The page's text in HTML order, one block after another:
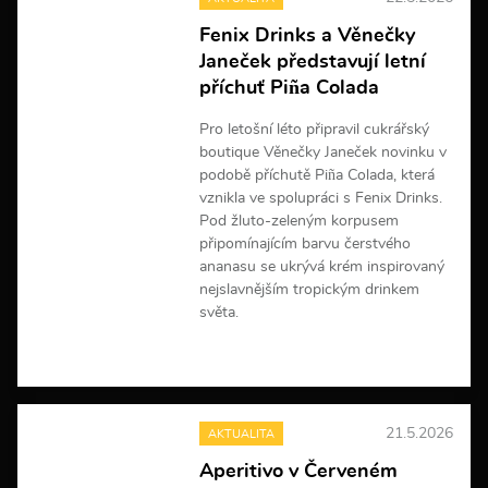
f
o
r
c
í
Fenix Drinks a Věnečky
Janeček představují letní
příchuť Piña Colada
Pro letošní léto připravil cukrářský
boutique Věnečky Janeček novinku v
podobě příchutě Piña Colada, která
vznikla ve spolupráci s Fenix Drinks.
Pod žluto-zeleným korpusem
připomínajícím barvu čerstvého
ananasu se ukrývá krém inspirovaný
nejslavnějším tropickým drinkem
světa.
e
i
f
AKTUALITA 21.5.2026
Aperitivo v Červeném